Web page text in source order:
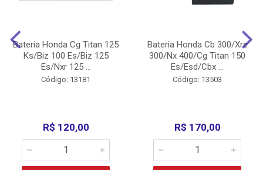
Bateria Honda Cg Titan 125
Ks/Biz 100 Es/Biz 125
Es/Nxr 125 ...
Código: 13181
R$ 120,00
Bateria Honda Cb 300/Xre
300/Nx 400/Cg Titan 150
Es/Esd/Cbx ...
Código: 13503
R$ 170,00